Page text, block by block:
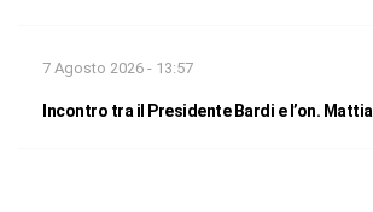
7 Agosto 2026 - 13:57
Incontro tra il Presidente Bardi e l’on. Mattia